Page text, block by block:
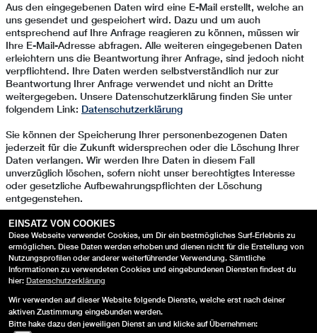
Aus den eingegebenen Daten wird eine E-Mail erstellt, welche an
uns gesendet und gespeichert wird. Dazu und um auch
entsprechend auf Ihre Anfrage reagieren zu können, müssen wir
Ihre E-Mail-Adresse abfragen. Alle weiteren eingegebenen Daten
erleichtern uns die Beantwortung ihrer Anfrage, sind jedoch nicht
verpflichtend. Ihre Daten werden selbstverständlich nur zur
Beantwortung Ihrer Anfrage verwendet und nicht an Dritte
weitergegeben. Unsere Datenschutzerklärung finden Sie unter
folgendem Link: Datenschutzerklärung
Sie können der Speicherung Ihrer personenbezogenen Daten
jederzeit für die Zukunft widersprechen oder die Löschung Ihrer
Daten verlangen. Wir werden Ihre Daten in diesem Fall
unverzüglich löschen, sofern nicht unser berechtigtes Interesse
oder gesetzliche Aufbewahrungspflichten der Löschung
entgegenstehen.
Senden
EINSATZ VON COOKIES
Diese Webseite verwendet Cookies, um Dir ein bestmögliches Surf-Erlebnis zu
ermöglichen. Diese Daten werden erhoben und dienen nicht für die Erstellung von
Nutzungsprofilen oder anderer weiterführender Verwendung. Sämtliche
Informationen zu verwendeten Cookies und eingebundenen Diensten findest du
hier: Datenschutzerklärung
Wir verwenden auf dieser Website folgende Dienste, welche erst nach deiner
aktiven Zustimmung eingebunden werden.
Bitte hake dazu den jeweiligen Dienst an und klicke auf Übernehmen: